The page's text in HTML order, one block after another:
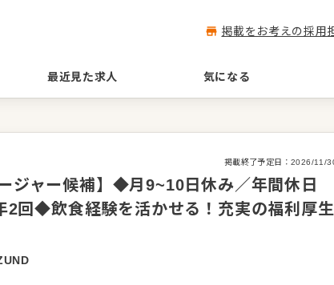
掲載をお考えの採用
最近見た求人 気になる
掲載終了予定日： 2026/11/
ジャー候補】◆月9~10日休み／年間休日
2回◆飲食経験を活かせる！充実の福利厚生